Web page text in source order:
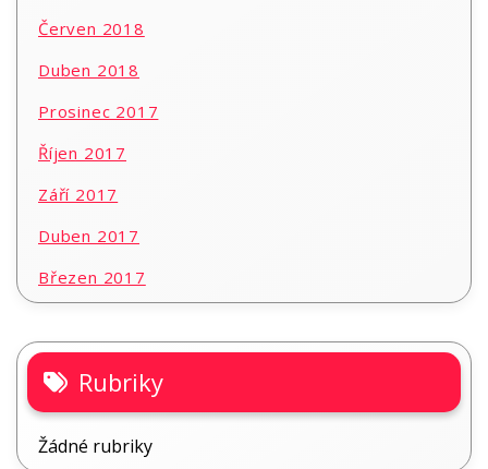
Červen 2018
Duben 2018
Prosinec 2017
Říjen 2017
Září 2017
Duben 2017
Březen 2017
Rubriky
Žádné rubriky